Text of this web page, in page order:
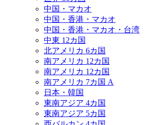
中国・マカオ
中国・香港・マカオ
中国・香港・マカオ・台湾
中東 12カ国
北アメリカ 6カ国
南アメリカ 12カ国
南アメリカ 12カ国
南アメリカ 7カ国 A
日本・韓国
東南アジア 4カ国
東南アジア 5カ国